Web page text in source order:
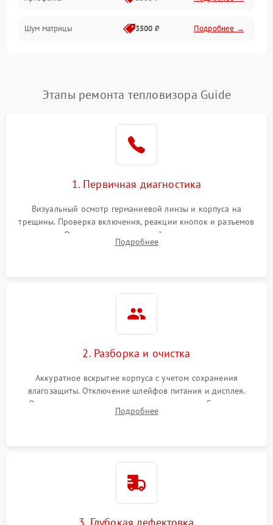
Проблемы питания
Сбои коммуникаций и интерфейсов
Экран (дисплей)
Шум матрицы 3500 ₽ Подробнее →
Этапы ремонта тепловизора Guide
1. Первичная диагностика
Визуальный осмотр германиевой линзы и корпуса на
трещины. Проверка включения, реакции кнопок и разъемов
зарядки. Оценка вывода тепловой сигнатуры на экран,
проверка базовых функций и считывание системных
Подробнее
2. Разборка и очистка
Аккуратное вскрытие корпуса с учетом сохранения
влагозащиты. Отключение шлейфов питания и дисплея.
Очистка внутренних плат от окислов и пыли. Бережная
обработка германиевого объектива специализированными
Подробнее